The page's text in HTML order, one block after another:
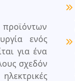
ενός
για ένα
σχεδόν